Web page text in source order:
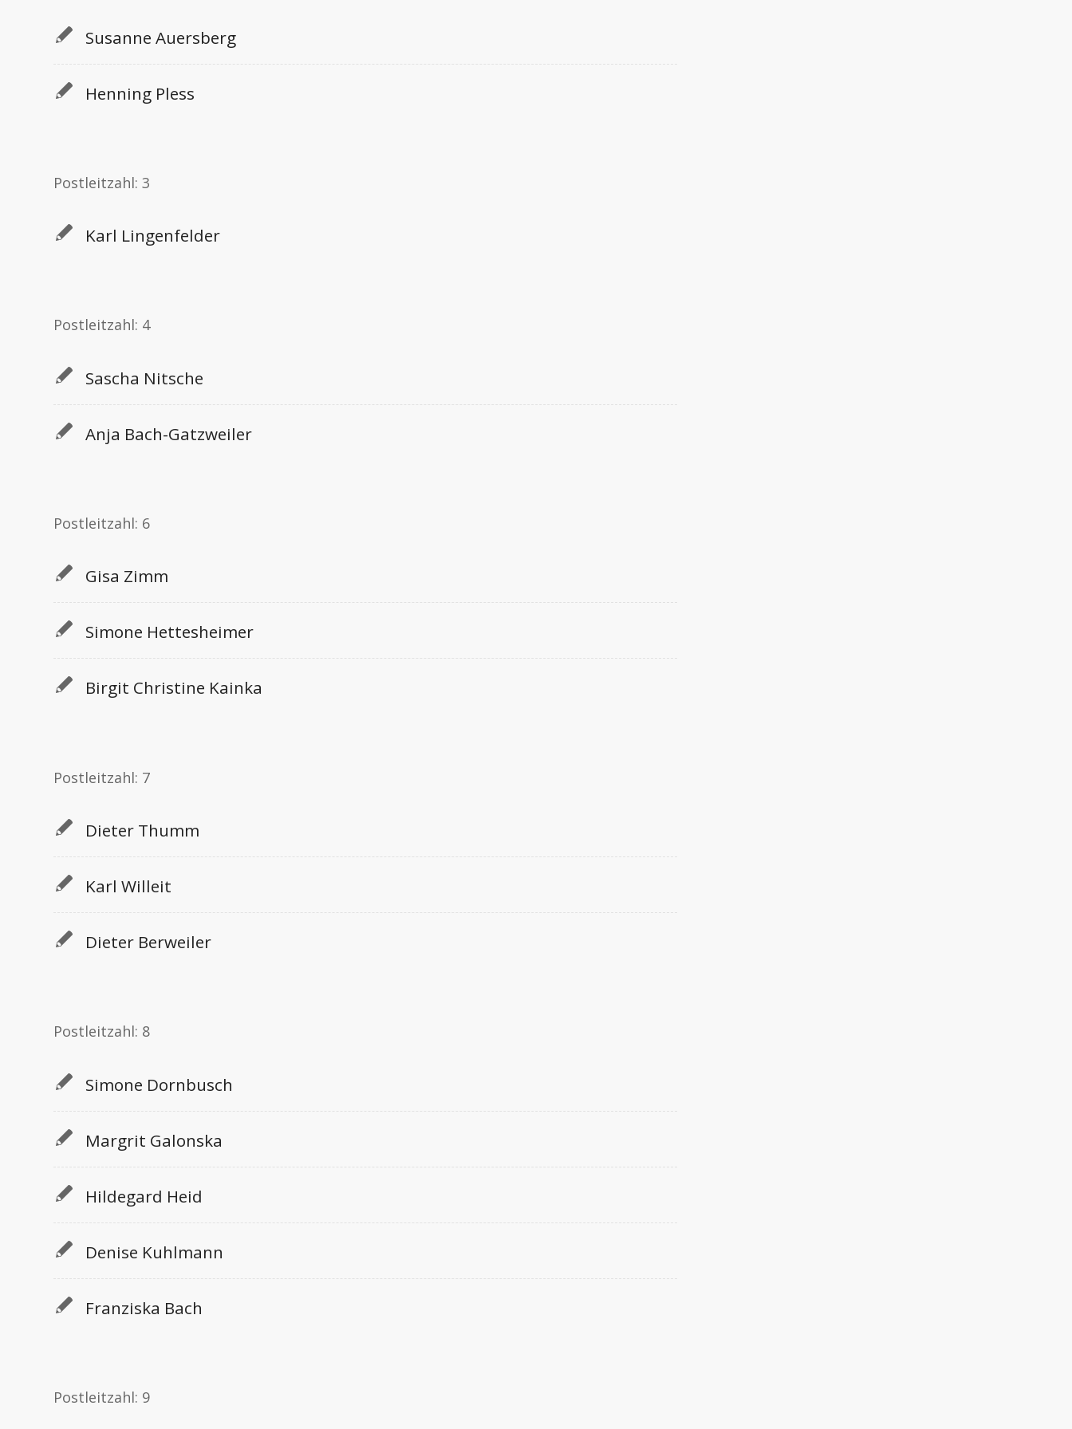
Susanne Auersberg
Henning Pless
Postleitzahl: 3
Karl Lingenfelder
Postleitzahl: 4
Sascha Nitsche
Anja Bach-Gatzweiler
Postleitzahl: 6
Gisa Zimm
Simone Hettesheimer
Birgit Christine Kainka
Postleitzahl: 7
Dieter Thumm
Karl Willeit
Dieter Berweiler
Postleitzahl: 8
Simone Dornbusch
Margrit Galonska
Hildegard Heid
Denise Kuhlmann
Franziska Bach
Postleitzahl: 9